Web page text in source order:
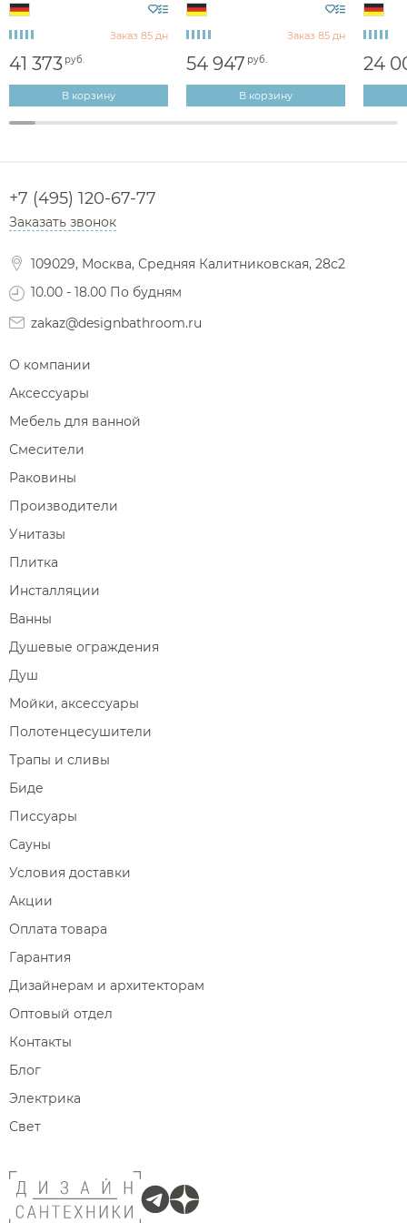
Заказ 85 дн
41 373 руб.
В корзину
Заказ 85 дн
54 947 руб.
В корзину
24
+7 (495) 120-67-77
Заказать звонок
109029, Москва, Средняя Калитниковская, 28с2
10.00 - 18.00 По будням
zakaz@designbathroom.ru
О компании
Аксессуары
Мебель для ванной
Смесители
Раковины
Производители
Унитазы
Плитка
Инсталляции
Ванны
Душевые ограждения
Душ
Мойки, аксессуары
Полотенцесушители
Трапы и сливы
Биде
Писсуары
Сауны
Условия доставки
Акции
Оплата товара
Гарантия
Дизайнерам и архитекторам
Оптовый отдел
Контакты
Блог
Электрика
Свет